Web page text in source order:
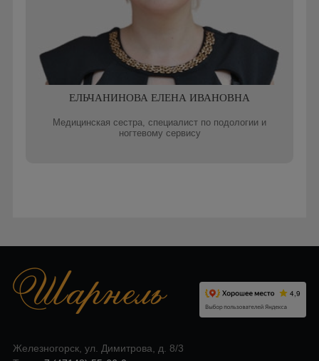
ЕЛЬЧАНИНОВА ЕЛЕНА ИВАНОВНА
Медицинская сестра, специалист по подологии и
ногтевому сервису
Железногорск, ул. Димитрова, д. 8/3